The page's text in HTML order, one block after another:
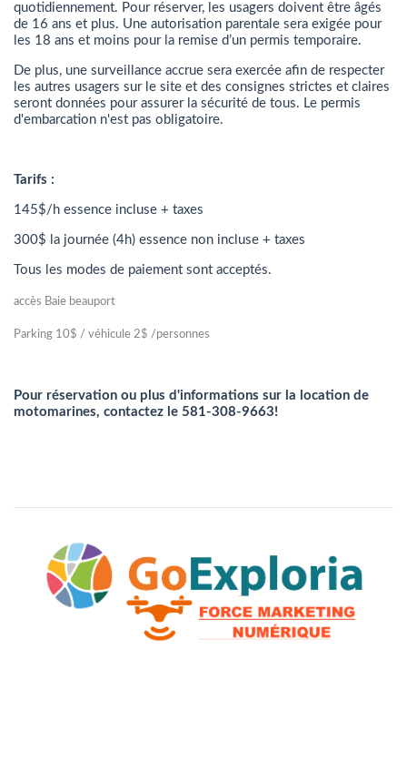
quotidiennement. Pour réserver, les usagers doivent être âgés
de 16 ans et plus. Une autorisation parentale sera exigée pour
les 18 ans et moins pour la remise d’un permis temporaire.
De plus, une surveillance accrue sera exercée afin de respecter
les autres usagers sur le site et des consignes strictes et claires
seront données pour assurer la sécurité de tous. Le permis
d'embarcation n'est pas obligatoire.
Tarifs :
145$/h essence incluse + taxes
300$ la journée (4h) essence non incluse + taxes
Tous les modes de paiement sont acceptés.
accès Baie beauport
Parking 10$ / véhicule 2$ /personnes
Pour réservation ou plus d'informations sur la location de
motomarines, contactez le 581-308-9663!